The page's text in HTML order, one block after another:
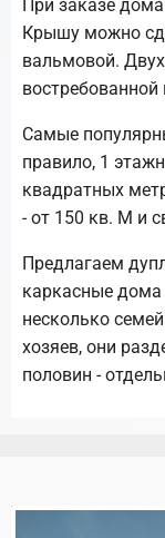
При заказе
Крышу можно
вальмовой.
Самые
правило, 1
квадратных
- от 150 кв. М и
Предлагаем
каркасные дома
несколько
хозяев, они
половин -